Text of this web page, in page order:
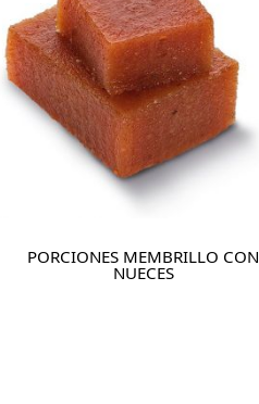
PORCIONES MEMBRILLO CON
NUECES